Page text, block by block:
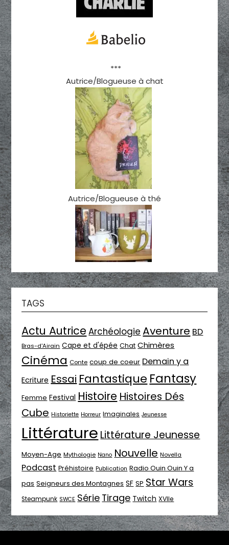
***
Autrice/Blogueuse à chat
Autrice/Blogueuse à thé
TAGS
Actu Autrice Archéologie Aventure BD
Bras-d'Airain Cape et d'épée Chat Chimères
Cinéma Conte coup de coeur Demain y a
Ecriture Essai Fantastique Fantasy
Femme Festival Histoire Histoires Dés
Cube Historiette Horreur Imaginales Jeunesse
Littérature Littérature Jeunesse
Moyen-Age Mythologie Nano Nouvelle Novella
Podcast Préhistoire Publication Radio Ouin Ouin Y a
pas Seigneurs des Montagnes SF SP Star Wars
Steampunk SWCE Série Tirage Twitch XVIIe